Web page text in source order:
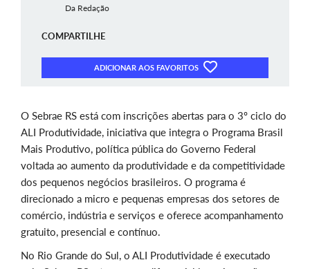
Da Redação
COMPARTILHE
ADICIONAR AOS FAVORITOS
O Sebrae RS está com inscrições abertas para o 3º ciclo do
ALI Produtividade, iniciativa que integra o Programa Brasil
Mais Produtivo, política pública do Governo Federal
voltada ao aumento da produtividade e da competitividade
dos pequenos negócios brasileiros. O programa é
direcionado a micro e pequenas empresas dos setores de
comércio, indústria e serviços e oferece acompanhamento
gratuito, presencial e contínuo.
No Rio Grande do Sul, o ALI Produtividade é executado